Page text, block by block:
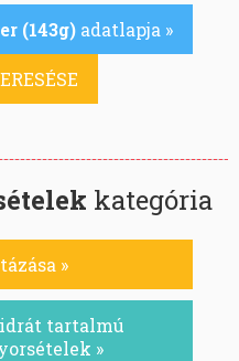
(143g)adatlapja »
kategória
»
tartalmú
»